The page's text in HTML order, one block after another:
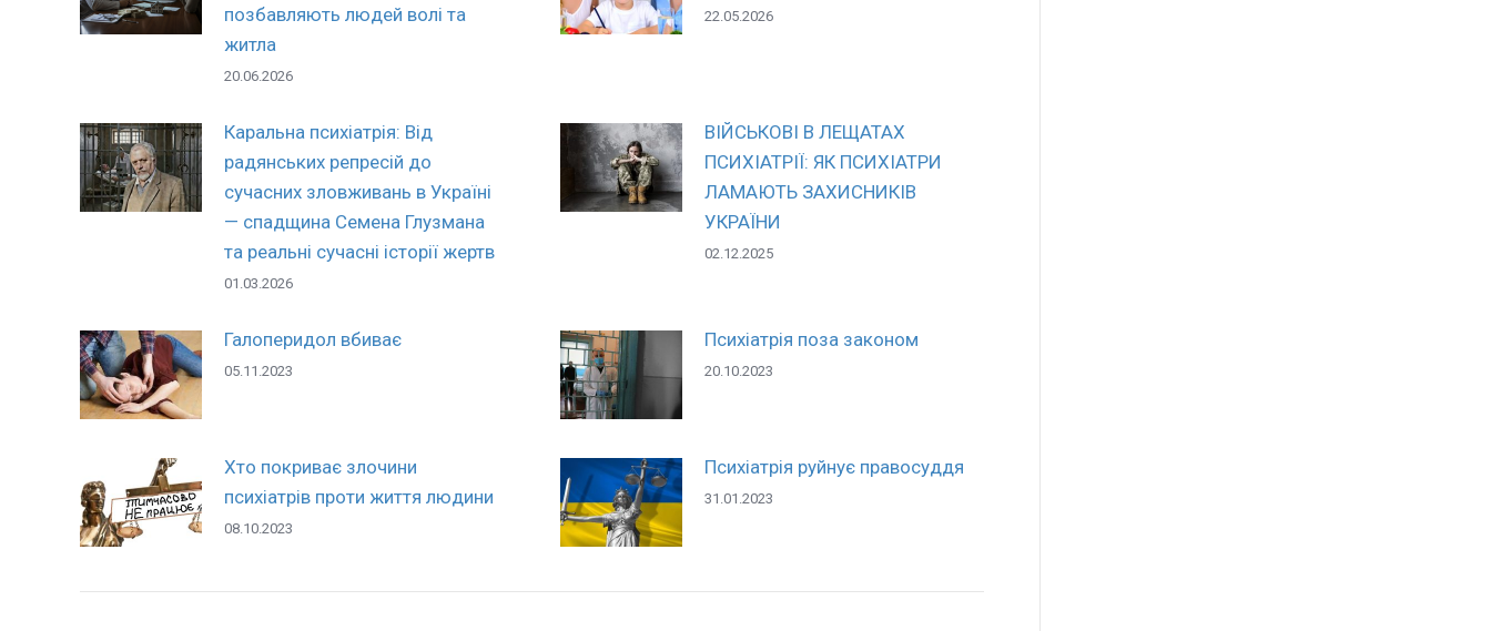
позбавляють людей волі та
житла
20.06.2026
22.05.2026
Каральна психіатрія: Від
радянських репресій до
сучасних зловживань в Україні
— спадщина Семена Глузмана
та реальні сучасні історії жертв
01.03.2026
ВІЙСЬКОВІ В ЛЕЩАТАХ
ПСИХІАТРІЇ: ЯК ПСИХІАТРИ
ЛАМАЮТЬ ЗАХИСНИКІВ
УКРАЇНИ
02.12.2025
Галоперидол вбиває
05.11.2023
Психіатрія поза законом
20.10.2023
Хто покриває злочини
психіатрів проти життя людини
08.10.2023
Психіатрія руйнує правосуддя
31.01.2023